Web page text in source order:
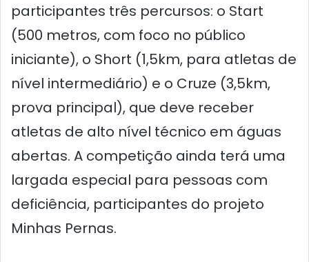
participantes três percursos: o Start
(500 metros, com foco no público
iniciante), o Short (1,5km, para atletas de
nível intermediário) e o Cruze (3,5km,
prova principal), que deve receber
atletas de alto nível técnico em águas
abertas. A competição ainda terá uma
largada especial para pessoas com
deficiência, participantes do projeto
Minhas Pernas.